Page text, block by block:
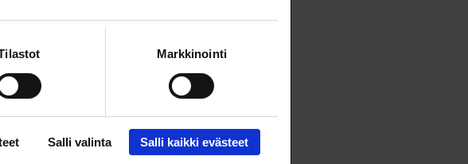
Markkinointi
Salli valinta Salli kaikki evästeet